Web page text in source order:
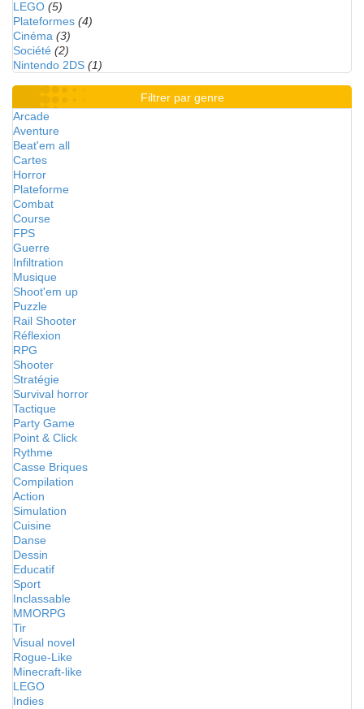
LEGO (5)
Plateformes (4)
Cinéma (3)
Société (2)
Nintendo 2DS (1)
Filtrer par genre
Arcade
Aventure
Beat'em all
Cartes
Horror
Plateforme
Combat
Course
FPS
Guerre
Infiltration
Musique
Shoot'em up
Puzzle
Rail Shooter
Réflexion
RPG
Shooter
Stratégie
Survival horror
Tactique
Party Game
Point & Click
Rythme
Casse Briques
Compilation
Action
Simulation
Cuisine
Danse
Dessin
Educatif
Sport
Inclassable
MMORPG
Tir
Visual novel
Rogue-Like
Minecraft-like
LEGO
Indies